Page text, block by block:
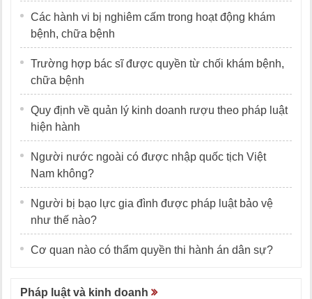
Các hành vi bị nghiêm cấm trong hoạt động khám
bệnh, chữa bệnh
Trường hợp bác sĩ được quyền từ chối khám bệnh,
chữa bệnh
Quy định về quản lý kinh doanh rượu theo pháp luật
hiện hành
Người nước ngoài có được nhập quốc tịch Việt
Nam không?
Người bị bạo lực gia đình được pháp luật bảo vệ
như thế nào?
Cơ quan nào có thẩm quyền thi hành án dân sự?
Pháp luật và kinh doanh